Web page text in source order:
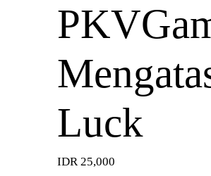
Luck
IDR 25,000